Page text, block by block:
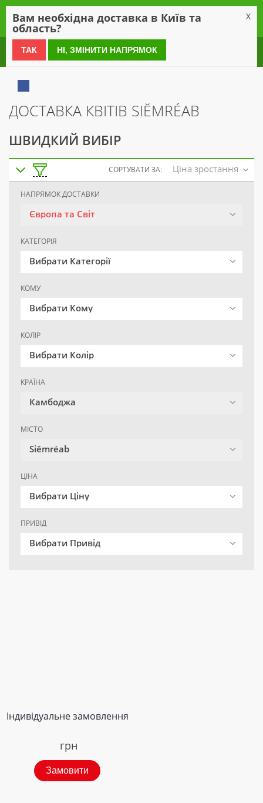
0 800 21 54 55
ДОСТАВКА КВІТІВ SIĔMRÉAB
ШВИДКИЙ ВИБІР
СОРТУВАТИ ЗА: Ціна зростання
НАПРЯМОК ДОСТАВКИ
Європа та Світ
КАТЕГОРІЯ
Вибрати Категорії
КОМУ
Вибрати Кому
КОЛІР
Вибрати Колір
КРАЇНА
Камбоджа
МІСТО
Siĕmréab
ЦІНА
Вибрати Ціну
ПРИВІД
Вибрати Привід
Індивідуальне замовлення
грн
Замовити
Вам необхідна доставка в Київ та
область?
X
ТАК НІ, ЗМІНИТИ НАПРЯМОК